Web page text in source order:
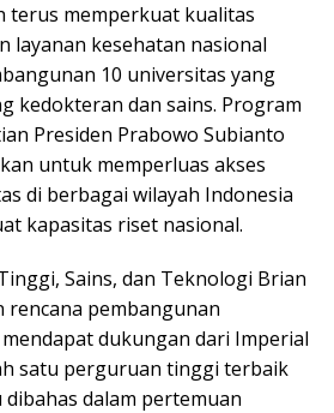
terus memperkuat kualitas
layanan kesehatan nasional
10 universitas yang
kedokteran dan sains. Program
Presiden Prabowo Subianto
untuk memperluas akses
di berbagai wilayah Indonesia
kapasitas riset nasional.
Sains, dan Teknologi Brian
pembangunan
dukungan dari Imperial
satu perguruan tinggi terbaik
dibahas dalam pertemuan